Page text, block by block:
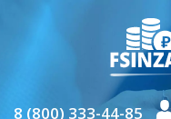
8 (800) 333-44-85